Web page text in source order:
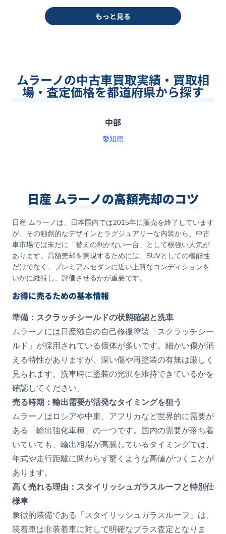
もっと見る
ムラーノの中古車買取実績・買取相
場・査定価格を都道府県から探す
中部
愛知県
日産 ムラーノの高額売却のコツ
日産 ムラーノは、日本国内では2015年に販売を終了しています
が、その独創的なデザインとラグジュアリーな内装から、中古
車市場では未だに「替えの利かない一台」として根強い人気が
あります。高額売却を実現するためには、SUVとしての機能性
だけでなく、プレミアムセダンに近い上質なコンディションを
いかに維持し、評価させるかが重要です。
お得に売るための基本情報
準備：スクラッチシールドの状態確認と洗車
ムラーノには日産独自の自己修復塗装「スクラッチシー
ルド」が採用されている個体が多いです。細かい傷が消
える特性がありますが、深い傷や再塗装の有無は厳しく
見られます。洗車時に塗装の光沢を維持できているかを
確認してください。
売る時期：輸出需要が活発なタイミングを狙う
ムラーノはロシアや中東、アフリカなど世界的に需要が
ある「輸出強化車種」の一つです。国内の需要が落ち着
いていても、輸出相場が高騰しているタイミングでは、
年式や走行距離に関わらず驚くような高値がつくことが
あります。
高く売れる理由：スタイリッシュガラスルーフと特別仕
様車
象徴的装備である「スタイリッシュガラスルーフ」は、
装着車は非装着車に対して明確なプラス査定となりま